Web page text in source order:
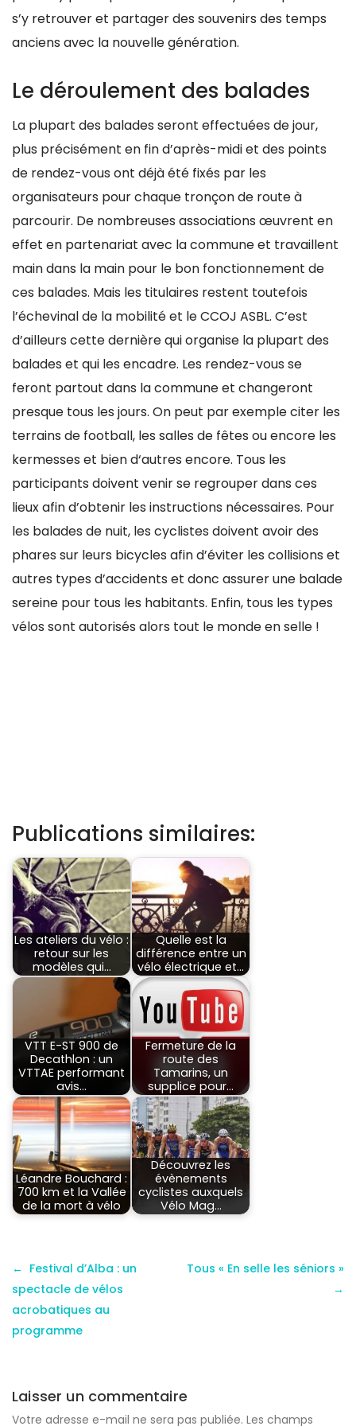
s’y retrouver et partager des souvenirs des temps
anciens avec la nouvelle génération.
Le déroulement des balades
La plupart des balades seront effectuées de jour,
plus précisément en fin d’après-midi et des points
de rendez-vous ont déjà été fixés par les
organisateurs pour chaque tronçon de route à
parcourir. De nombreuses associations œuvrent en
effet en partenariat avec la commune et travaillent
main dans la main pour le bon fonctionnement de
ces balades. Mais les titulaires restent toutefois
l’échevinal de la mobilité et le CCOJ ASBL. C’est
d’ailleurs cette dernière qui organise la plupart des
balades et qui les encadre. Les rendez-vous se
feront partout dans la commune et changeront
presque tous les jours. On peut par exemple citer les
terrains de football, les salles de fêtes ou encore les
kermesses et bien d‘autres encore. Tous les
participants doivent venir se regrouper dans ces
lieux afin d’obtenir les instructions nécessaires. Pour
les balades de nuit, les cyclistes doivent avoir des
phares sur leurs bicycles afin d’éviter les collisions et
autres types d’accidents et donc assurer une balade
sereine pour tous les habitants. Enfin, tous les types
vélos sont autorisés alors tout le monde en selle !
Publications similaires:
Les ateliers du vélo :
retour sur les
modèles qui…
Quelle est la
différence entre un
vélo électrique et…
VTT E-ST 900 de
Decathlon : un
VTTAE performant
avis…
Fermeture de la
route des
Tamarins, un
supplice pour…
Léandre Bouchard :
700 km et la Vallée
de la mort à vélo
Découvrez les
évènements
cyclistes auxquels
Vélo Mag…
Festival d’Alba : un
spectacle de vélos
acrobatiques au
programme
Tous « En selle les séniors »
Laisser un commentaire
Votre adresse e-mail ne sera pas publiée. Les champs